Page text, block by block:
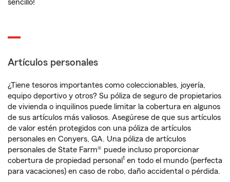
sencillo!
Artículos personales
¿Tiene tesoros importantes como coleccionables, joyería,
equipo deportivo y otros? Su póliza de seguro de propietarios
de vivienda o inquilinos puede limitar la cobertura en algunos
de sus artículos más valiosos. Asegúrese de que sus artículos
de valor estén protegidos con una póliza de artículos
personales en Conyers, GA. Una póliza de artículos
personales de State Farm® puede incluso proporcionar
cobertura de propiedad personal 1 en todo el mundo (perfecta
para vacaciones) en caso de robo, daño accidental o pérdida.